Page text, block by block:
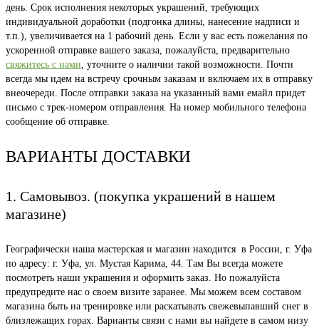
день. Срок исполнения некоторых украшений, требующих
индивидуальной доработки (подгонка длины, нанесение надписи и
т.п.), увеличивается на 1 рабочий день. Если у вас есть пожелания по
ускоренной отправке вашего заказа, пожалуйста, предварительно
свяжитесь с нами, уточните о наличии такой возможности. Почти
всегда мы идем на встречу срочным заказам и включаем их в отправку
внеочереди. После отправки заказа на указанный вами емайл придет
письмо с трек-номером отправления. На номер мобильного телефона
сообщение об отправке.
ВАРИАНТЫ ДОСТАВКИ
1. Самовывоз. (покупка украшений в нашем
магазине)
Географически наша мастерская и магазин находится в России, г. Уфа
по адресу: г. Уфа, ул. Мустая Карима, 44. Там Вы всегда можете
посмотреть наши украшения и оформить заказ. Но пожалуйста
предупредите нас о своем визите заранее. Мы можем всем составом
магазина быть на тренировке или раскатывать свежевыпавший снег в
близлежащих горах. Варианты связи с нами вы найдете в самом низу